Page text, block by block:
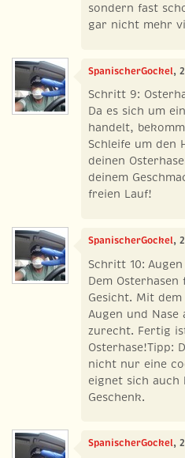
sondern fast
gar nicht mehr
SpanischerGockel,
Schritt 9:
Da es sich um
handelt,
Schleife um den
deinen
deinem
freien Lauf!
SpanischerGockel,
Schritt 10:
Dem
Gesicht. Mit
Augen und Nase
zurecht. Fertig
Osterhase!Tipp:
nicht nur eine
eignet sich
Geschenk.
SpanischerGockel,